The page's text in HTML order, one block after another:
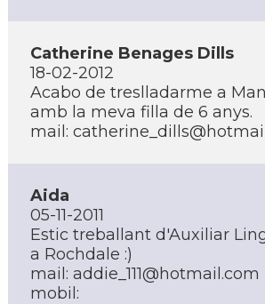
Catherine Benages Dills
18-02-2012
Acabo de treslladarme a
amb la meva filla de 6 anys.
mail:
Aida
05-11-2011
Estic treballant d'Auxiliar
a Rochdale :)
mail: addie_111@hotmail.com
mobil: